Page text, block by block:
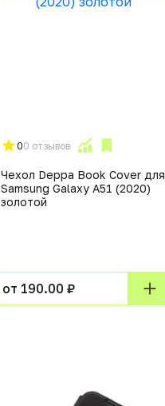
00 отзывов
Чехол Deppa Book Cover для
Samsung Galaxy A51 (2020)
золотой
от 190.00 ₽